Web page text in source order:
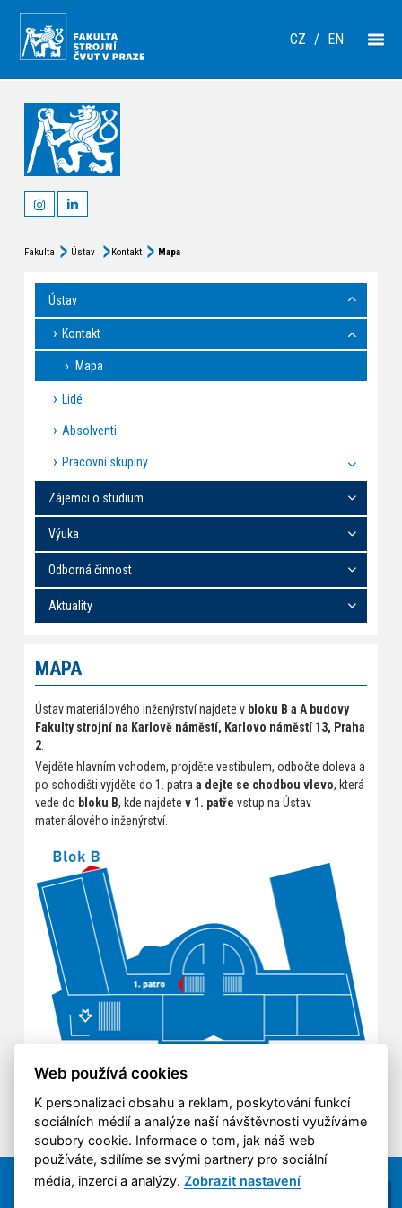
CZ / EN
Fakulta Ústav Kontakt Mapa
Ústav
Kontakt
Mapa
Lidé
Absolventi
Pracovní skupiny
Zájemci o studium
Výuka
Odborná činnost
Aktuality
MAPA
Ústav materiálového inženýrství najdete v bloku B a A budovy
Fakulty strojní na Karlově náměstí, Karlovo náměstí 13, Praha
2.
Vejděte hlavním vchodem, projděte vestibulem, odbočte doleva a
po schodišti vyjděte do 1. patraa dejte se chodbou vlevo, která
vede do bloku B, kde najdete v 1. patře vstup na Ústav
materiálového inženýrství.
Web používá cookies
K personalizaci obsahu a reklam, poskytování funkcí
sociálních médií a analýze naší návštěvnosti využíváme
soubory cookie. Informace o tom, jak náš web
používáte, sdílíme se svými partnery pro sociální
média, inzerci a analýzy.Zobrazit nastavení